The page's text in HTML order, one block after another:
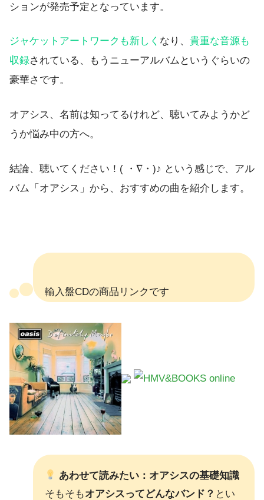
ションが発売予定となっています。
ジャケットアートワークも新しく なり、 貴重な音源も
収録されている、もうニューアルバムというぐらいの
豪華さです。
オアシス、名前は知ってるけれど、聴いてみようかど
うか悩み中の方へ。
結論、聴いてください！( ・∇・)♪ という感じで、アル
バム「オアシス」から、おすすめの曲を紹介します。
輸入盤CDの商品リンクです
あわせて読みたい：オアシスの基礎知識
そもそもオアシスってどんなバンド？ とい